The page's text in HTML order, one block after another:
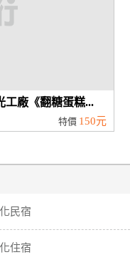
工廠《翻糖蛋糕...
特價 150元
民宿
住宿